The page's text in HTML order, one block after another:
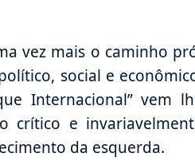
vez mais o caminho
social e
Internacional” vem
crítico e
da esquerda.